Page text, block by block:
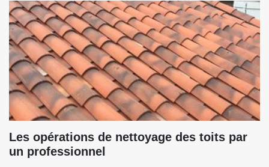
Les opérations de nettoyage des toits par
un professionnel